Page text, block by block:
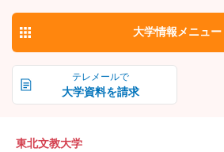
テレメールで
大学資料を請求
大学情報 メニュー
東北文教大学